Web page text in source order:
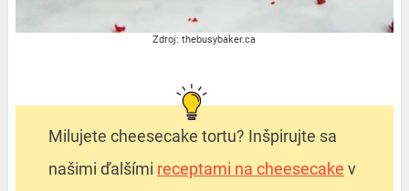
Zdroj: thebusybaker.ca
Milujete cheesecake tortu? Inšpirujte sa
našimi ďalšími receptami na cheesecake v